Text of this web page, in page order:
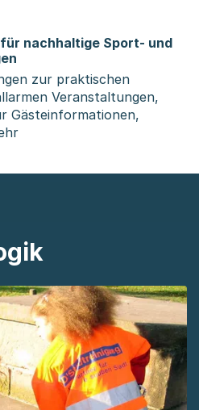
nachhaltige Sport- und
zur praktischen
Veranstaltungen,
Gästeinformationen,